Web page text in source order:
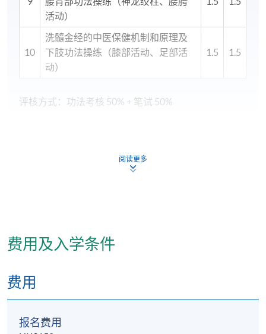
活动）
10
洗髓金经的中医保健机制和原理及
下肢功法操练（膝部活动、足部活
动）
1.5 1.5
评核方式：功法考核 50% + 笔试 50%
进修学院颁授「证书(单元：道家养生气功之六字诀与
日期 / 时间
阅读更多
费用及入学条件
费用
报名费用